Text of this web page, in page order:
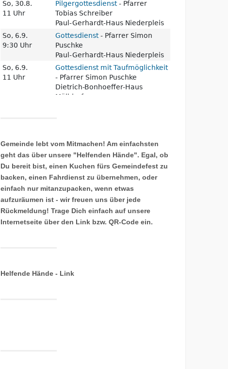
Gemeinde lebt vom Mitmachen! Am einfachsten
geht das über unsere "Helfenden Hände". Egal, ob
Du bereit bist, einen Kuchen fürs Gemeindefest zu
backen, einen Fahrdienst zu übernehmen, oder
einfach nur mitanzupacken, wenn etwas
aufzuräumen ist - wir freuen uns über jede
Rückmeldung! Trage Dich einfach auf unsere
Internetseite über den Link bzw. QR-Code ein.
Helfende Hände - Link